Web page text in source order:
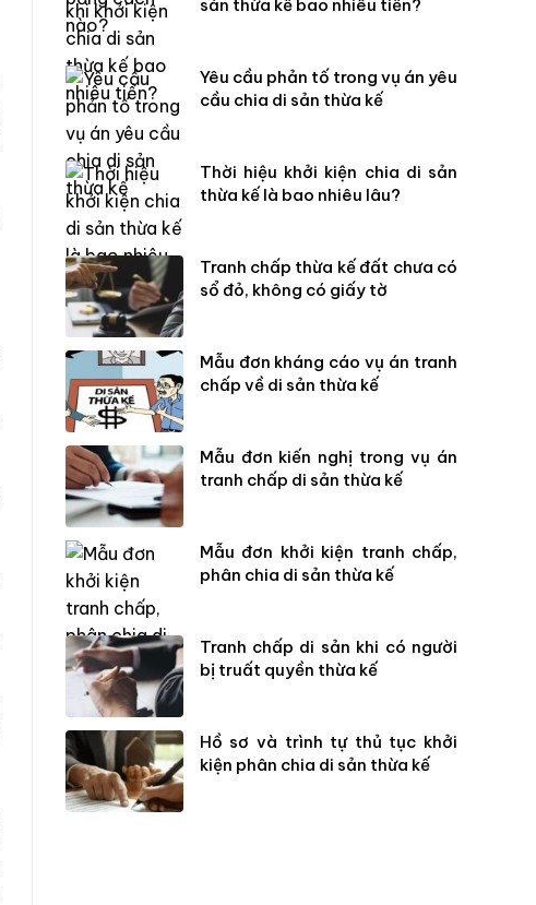
sản thừa kế bao nhiêu tiền?
Yêu cầu phản tố trong vụ án yêu
cầu chia di sản thừa kế
Thời hiệu khởi kiện chia di sản
thừa kế là bao nhiêu lâu?
Tranh chấp thừa kế đất chưa có
sổ đỏ, không có giấy tờ
Mẫu đơn kháng cáo vụ án tranh
chấp về di sản thừa kế
Mẫu đơn kiến nghị trong vụ án
tranh chấp di sản thừa kế
Mẫu đơn khởi kiện tranh chấp,
phân chia di sản thừa kế
Tranh chấp di sản khi có người
bị truất quyền thừa kế
Hồ sơ và trình tự thủ tục khởi
kiện phân chia di sản thừa kế